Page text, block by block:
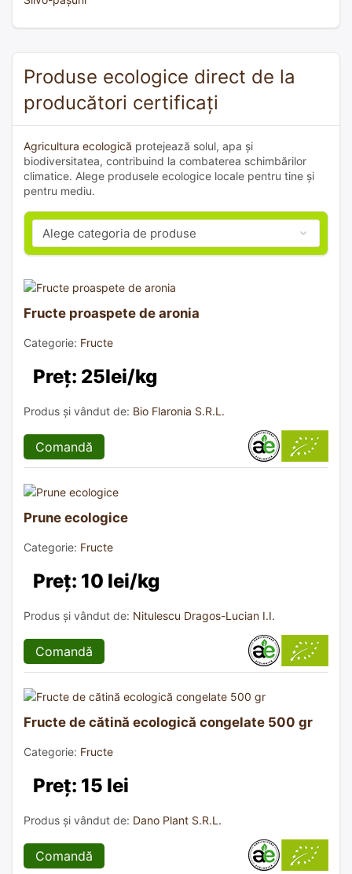
Produse ecologice direct de la
producători certificați
Agricultura ecologică protejează solul, apa și
biodiversitatea, contribuind la combaterea schimbărilor
climatice. Alege produsele ecologice locale pentru tine și
pentru mediu.
Fructe proaspete de aronia
Categorie: Fructe
Preț: 25lei/kg
Produs și vândut de: Bio Flaronia S.R.L.
Comandă
Prune ecologice
Categorie: Fructe
Preț: 10 lei/kg
Produs și vândut de: Nitulescu Dragos-Lucian I.I.
Comandă
Fructe de cătină ecologică congelate 500 gr
Categorie: Fructe
Preț: 15 lei
Produs și vândut de: Dano Plant S.R.L.
Comandă